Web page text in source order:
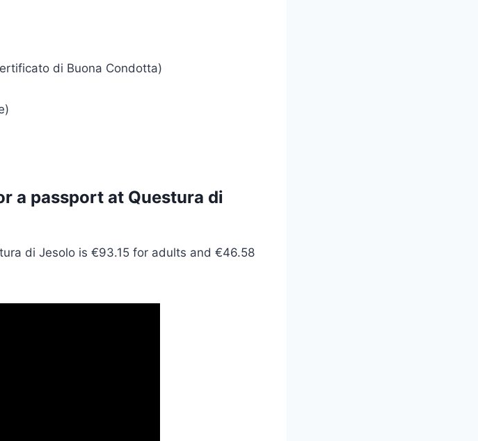
di Buona Condotta)
a passport at Questura di
di Jesolo is €93.15 for adults and €46.58